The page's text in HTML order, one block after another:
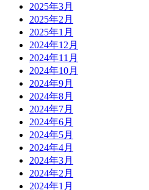
2025年3月
2025年2月
2025年1月
2024年12月
2024年11月
2024年10月
2024年9月
2024年8月
2024年7月
2024年6月
2024年5月
2024年4月
2024年3月
2024年2月
2024年1月